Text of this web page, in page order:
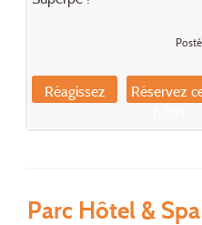
Réagissez
Réservez
Parc Hôtel &